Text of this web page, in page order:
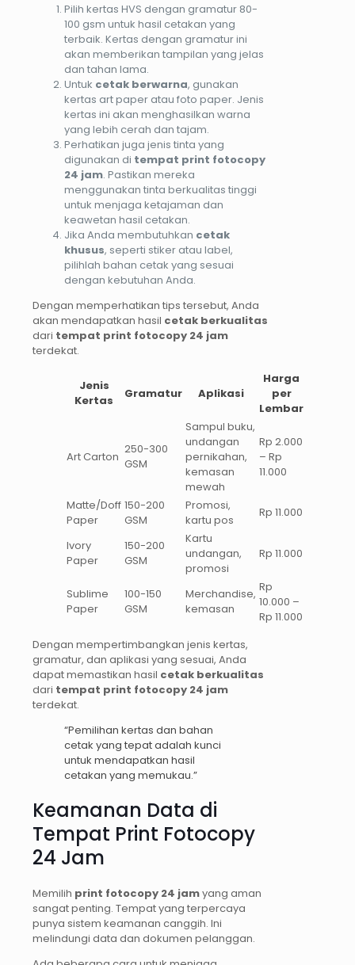
Pilih kertas HVS dengan gramatur 80-
100 gsm untuk hasil cetakan yang
terbaik. Kertas dengan gramatur ini
akan memberikan tampilan yang jelas
dan tahan lama.
Untuk cetak berwarna, gunakan
kertas art paper atau foto paper. Jenis
kertas ini akan menghasilkan warna
yang lebih cerah dan tajam.
Perhatikan juga jenis tinta yang
digunakan di tempat print fotocopy
24 jam. Pastikan mereka
menggunakan tinta berkualitas tinggi
untuk menjaga ketajaman dan
keawetan hasil cetakan.
Jika Anda membutuhkan cetak
khusus, seperti stiker atau label,
pilihlah bahan cetak yang sesuai
dengan kebutuhan Anda.
Dengan memperhatikan tips tersebut, Anda
akan mendapatkan hasil cetak berkualitas
dari tempat print fotocopy 24 jam
terdekat.
Jenis
Kertas
Gramatur Aplikasi
Harga
per
Lembar
Art Carton
250-300
GSM
Sampul buku,
undangan
pernikahan,
kemasan
mewah
Rp 2.000
– Rp
11.000
Matte/Doff
Paper
150-200
GSM
Promosi,
kartu pos
Rp 11.000
Ivory
Paper
150-200
GSM
Kartu
undangan,
promosi
Rp 11.000
Sublime
Paper
100-150
GSM
Merchandise,
kemasan
Rp
10.000 –
Rp 11.000
Dengan mempertimbangkan jenis kertas,
gramatur, dan aplikasi yang sesuai, Anda
dapat memastikan hasil cetak berkualitas
dari tempat print fotocopy 24 jam
terdekat.
“Pemilihan kertas dan bahan
cetak yang tepat adalah kunci
untuk mendapatkan hasil
cetakan yang memukau.”
Keamanan Data di
Tempat Print Fotocopy
24 Jam
Memilih print fotocopy 24 jamyang aman
sangat penting. Tempat yang terpercaya
punya sistem keamanan canggih. Ini
melindungi data dan dokumen pelanggan.